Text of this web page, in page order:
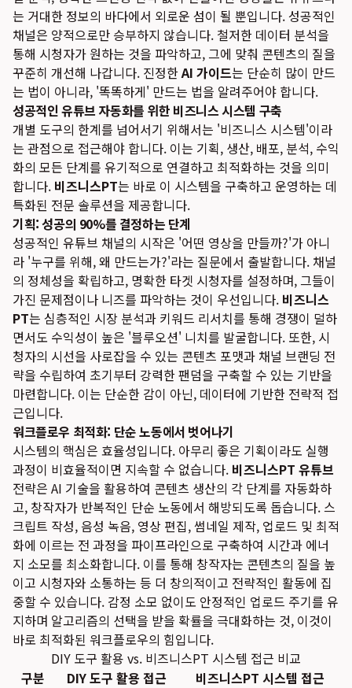
는 거대한 정보의 바다에서 외로운 섬이 될 뿐입니다. 성공적인
채널은 양적으로만 승부하지 않습니다. 철저한 데이터 분석을
통해 시청자가 원하는 것을 파악하고, 그에 맞춰 콘텐츠의 질을
꾸준히 개선해 나갑니다. 진정한AI 가이드는 단순히 많이 만드
는 법이 아니라, '똑똑하게' 만드는 법을 알려주어야 합니다.
성공적인 유튜브 자동화를 위한 비즈니스 시스템 구축
개별 도구의 한계를 넘어서기 위해서는 '비즈니스 시스템'이라
는 관점으로 접근해야 합니다. 이는 기획, 생산, 배포, 분석, 수익
화의 모든 단계를 유기적으로 연결하고 최적화하는 것을 의미
합니다. 비즈니스PT는 바로 이 시스템을 구축하고 운영하는 데
특화된 전문 솔루션을 제공합니다.
기획: 성공의 90%를 결정하는 단계
성공적인 유튜브 채널의 시작은 '어떤 영상을 만들까?'가 아니
라 '누구를 위해, 왜 만드는가?'라는 질문에서 출발합니다. 채널
의 정체성을 확립하고, 명확한 타겟 시청자를 설정하며, 그들이
가진 문제점이나 니즈를 파악하는 것이 우선입니다. 비즈니스
PT는 심층적인 시장 분석과 키워드 리서치를 통해 경쟁이 덜하
면서도 수익성이 높은 '블루오션' 니치를 발굴합니다. 또한, 시
청자의 시선을 사로잡을 수 있는 콘텐츠 포맷과 채널 브랜딩 전
략을 수립하여 초기부터 강력한 팬덤을 구축할 수 있는 기반을
마련합니다. 이는 단순한 감이 아닌, 데이터에 기반한 전략적 접
근입니다.
워크플로우 최적화: 단순 노동에서 벗어나기
시스템의 핵심은 효율성입니다. 아무리 좋은 기획이라도 실행
과정이 비효율적이면 지속할 수 없습니다. 비즈니스PT 유튜브
전략은 AI 기술을 활용하여 콘텐츠 생산의 각 단계를 자동화하
고, 창작자가 반복적인 단순 노동에서 해방되도록 돕습니다. 스
크립트 작성, 음성 녹음, 영상 편집, 썸네일 제작, 업로드 및 최적
화에 이르는 전 과정을 파이프라인으로 구축하여 시간과 에너
지 소모를 최소화합니다. 이를 통해 창작자는 콘텐츠의 질을 높
이고 시청자와 소통하는 등 더 창의적이고 전략적인 활동에 집
중할 수 있습니다. 감정 소모 없이도 안정적인 업로드 주기를 유
지하며 알고리즘의 선택을 받을 확률을 극대화하는 것, 이것이
바로 최적화된 워크플로우의 힘입니다.
DIY 도구 활용 vs. 비즈니스PT 시스템 접근 비교
구분
DIY 도구 활용 접근
비즈니스PT 시스템 접근